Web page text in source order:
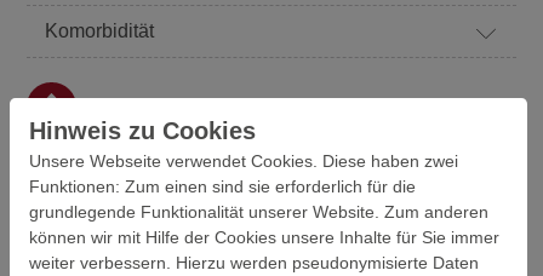
Komorbidität
L
Hinweis zu Cookies
Unsere Webseite verwendet Cookies. Diese haben zwei
Funktionen: Zum einen sind sie erforderlich für die
grundlegende Funktionalität unserer Website. Zum anderen
können wir mit Hilfe der Cookies unsere Inhalte für Sie immer
weiter verbessern. Hierzu werden pseudonymisierte Daten